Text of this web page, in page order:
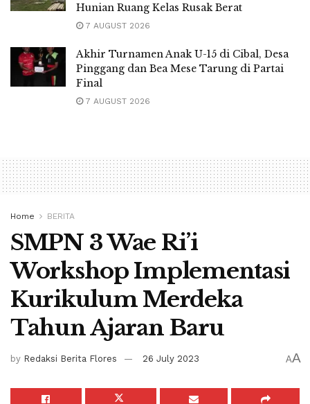
Hunian Ruang Kelas Rusak Berat
7 AUGUST 2026
Akhir Turnamen Anak U-15 di Cibal, Desa
Pinggang dan Bea Mese Tarung di Partai
Final
7 AUGUST 2026
Home BERITA
SMPN 3 Wae Ri’i
Workshop Implementasi
Kurikulum Merdeka
Tahun Ajaran Baru
by Redaksi Berita Flores 26 July 2023 AA